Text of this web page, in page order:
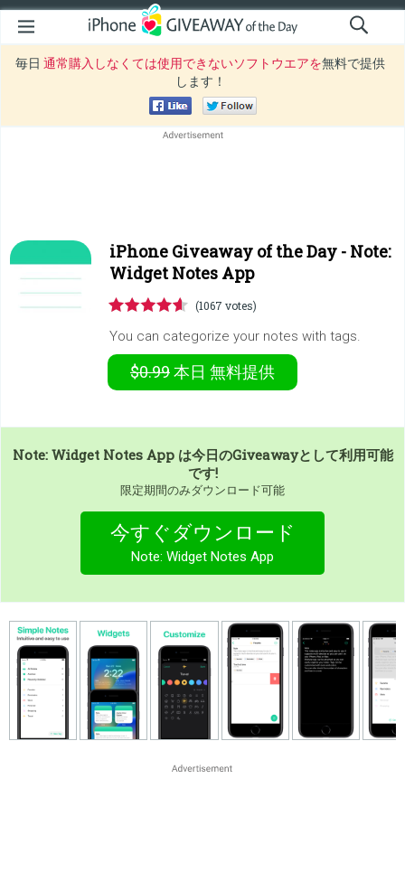
毎日 通常購入しなくては使用できないソフトウエアを無料で提供
します！
iPhone Giveaway of the Day - Note:
Widget Notes App
(1067 votes)
You can categorize your notes with tags.
$0.99本日 無料提供
Note: Widget Notes Appは今日のGiveawayとして利用可能
です!
限定期間のみダウンロード可能
今すぐダウンロード
Note: Widget Notes App